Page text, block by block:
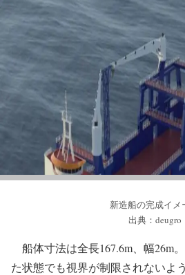
新造船の完成イメ
出典：deugro
船体寸法は全長167.6m、幅26m
た状態でも視界が制限されないよ